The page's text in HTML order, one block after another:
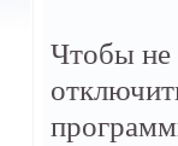
Чтобы не